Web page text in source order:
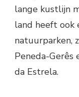
lange kustlijn
land heeft ook
natuurparken,
Peneda-Gerês
da Estrela.